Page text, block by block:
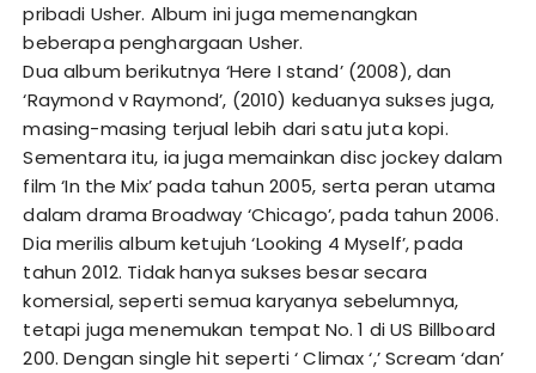
pribadi Usher. Album ini juga memenangkan
beberapa penghargaan Usher.
Dua album berikutnya ‘Here I stand’ (2008), dan
‘Raymond v Raymond’, (2010) keduanya sukses juga,
masing-masing terjual lebih dari satu juta kopi.
Sementara itu, ia juga memainkan disc jockey dalam
film ‘In the Mix’ pada tahun 2005, serta peran utama
dalam drama Broadway ‘Chicago’, pada tahun 2006.
Dia merilis album ketujuh ‘Looking 4 Myself’, pada
tahun 2012. Tidak hanya sukses besar secara
komersial, seperti semua karyanya sebelumnya,
tetapi juga menemukan tempat No. 1 di US Billboard
200. Dengan single hit seperti ‘ Climax ‘,’ Scream ‘dan’